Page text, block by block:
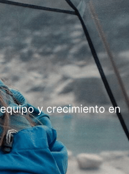
y crecimiento en